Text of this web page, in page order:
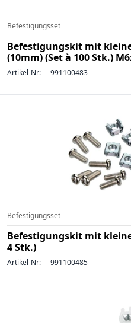
Befestigungsset
Befestigungskit mit
(10mm) (Set à 100 Stk.)
Artikel-Nr: 991100483
Befestigungsset
Befestigungskit mit
4 Stk.)
Artikel-Nr: 991100485